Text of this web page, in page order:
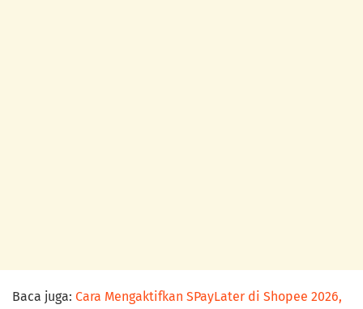
Baca juga: Cara Mengaktifkan SPayLater di Shopee 2026,